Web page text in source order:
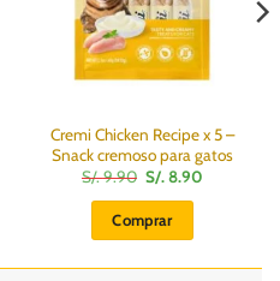
Cremi Chicken Recipe x 5 –
Snack cremoso para gatos
S/.9.90 El
precio
original
era:
S/.
S/.8.90
Comprar